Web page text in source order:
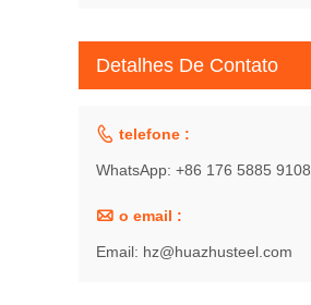
Detalhes De Contato
 telefone :
WhatsApp: +86 176 5885 9108
 o email :
Email: hz@huazhusteel.com